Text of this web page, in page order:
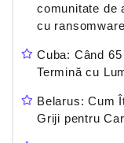
comunitate de
cu
Cuba: Când
Termină cu
Belarus: Cum
Griji pentru